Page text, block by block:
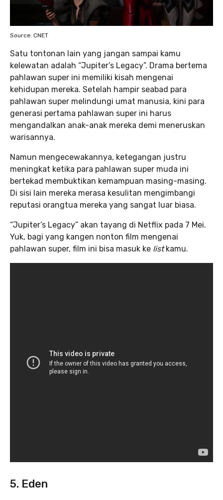
Source: CNET
Satu tontonan lain yang jangan sampai kamu
kelewatan adalah “Jupiter’s Legacy”. Drama bertema
pahlawan super ini memiliki kisah mengenai
kehidupan mereka. Setelah hampir seabad para
pahlawan super melindungi umat manusia, kini para
generasi pertama pahlawan super ini harus
mengandalkan anak-anak mereka demi meneruskan
warisannya.
Namun mengecewakannya, ketegangan justru
meningkat ketika para pahlawan super muda ini
bertekad membuktikan kemampuan masing-masing.
Di sisi lain mereka merasa kesulitan mengimbangi
reputasi orangtua mereka yang sangat luar biasa.
“Jupiter’s Legacy” akan tayang di Netflix pada 7 Mei.
Yuk, bagi yang kangen nonton film mengenai
pahlawan super, film ini bisa masuk ke listkamu.
5. Eden